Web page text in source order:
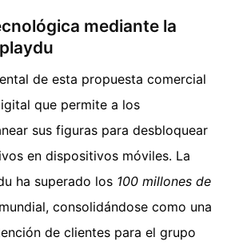
mediante la
de esta propuesta comercial
que permite a los
sus figuras para desbloquear
en dispositivos móviles. La
ha superado los 100 millones de
consolidándose como una
de clientes para el grupo